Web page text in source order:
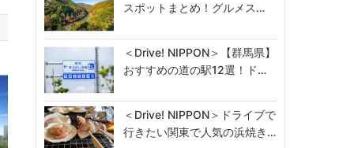
スポットまとめ！グルメス…
＜Drive! NIPPON＞【群馬県】
おすすめの道の駅12選！ド…
＜Drive! NIPPON＞ドライブで
行きたい関東で人気の浜焼き…